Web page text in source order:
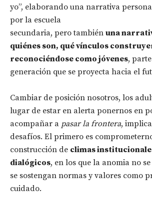
yo”, elaborando una narrativa
por la escuela
secundaria, pero también una
quiénes son, qué vínculos
reconociéndose como jóvenes,
generación que se proyecta hacia el
Cambiar de posición nosotros, los
lugar de estar en alerta ponernos en
acompañar a pasar la frontera,
desafíos. El primero es
construcción de climas
dialógicos, en los que la anomia no
se sostengan normas y valores como
cuidado.